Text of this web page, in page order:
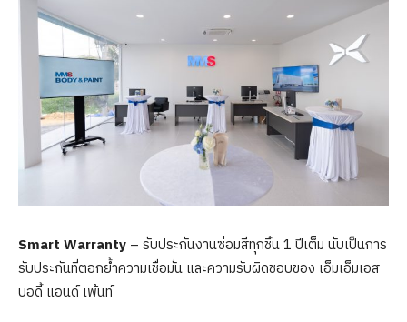
Smart Warranty – รับประกันงานซ่อมสีทุกชิ้น 1 ปีเต็ม นับเป็นการ
รับประกันที่ตอกย้ำความเชื่อมั่น และความรับผิดชอบของ เอ็มเอ็มเอส
บอดี้ แอนด์ เพ้นท์